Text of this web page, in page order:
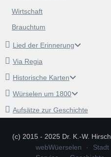
Wirtschaft
Brauchtum
Lied der Erinnerung
Via Regia
Historische Karten
Würselen um 1800
Aufsätze zur Geschichte
(c) 2015 - 2025 Dr. K.-W. Hirsch
webWüerselen
Stadt